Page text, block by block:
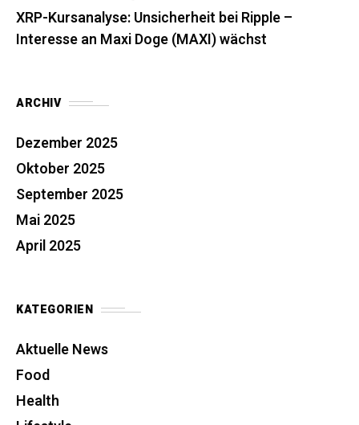
XRP-Kursanalyse: Unsicherheit bei Ripple –
Interesse an Maxi Doge (MAXI) wächst
ARCHIV
Dezember 2025
Oktober 2025
September 2025
Mai 2025
April 2025
KATEGORIEN
Aktuelle News
Food
Health